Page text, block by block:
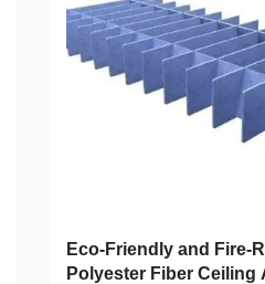
Eco-Friendly and Fire-
Polyester Fiber Ceiling